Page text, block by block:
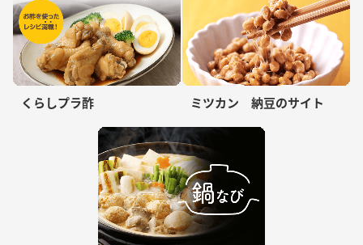
くらしプラ酢 ミツカン 納豆のサイト